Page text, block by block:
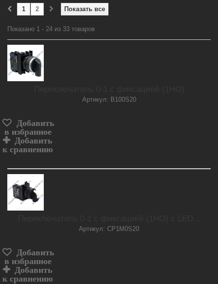
Показать все
1 2
Показано 1 - 24 из 33 товаров
Артикул: B100S20
Добавить
в избранное
Добавить
к сравнению
Артикул: CP1M0S20
Добавить
в избранное
Добавить
к сравнению